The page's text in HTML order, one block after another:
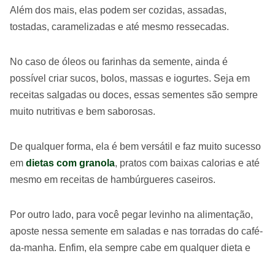
Além dos mais, elas podem ser cozidas, assadas,
tostadas, caramelizadas e até mesmo ressecadas.
No caso de óleos ou farinhas da semente, ainda é
possível criar sucos, bolos, massas e iogurtes. Seja em
receitas salgadas ou doces, essas sementes são sempre
muito nutritivas e bem saborosas.
De qualquer forma, ela é bem versátil e faz muito sucesso
em dietas com granola, pratos com baixas calorias e até
mesmo em receitas de hambúrgueres caseiros.
Por outro lado, para você pegar levinho na alimentação,
aposte nessa semente em saladas e nas torradas do café-
da-manha. Enfim, ela sempre cabe em qualquer dieta e